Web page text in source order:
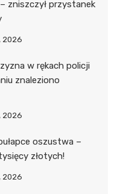
zniszczył przystanek
2026
w rękach policji
znaleziono
2026
oszustwa –
złotych!
2026